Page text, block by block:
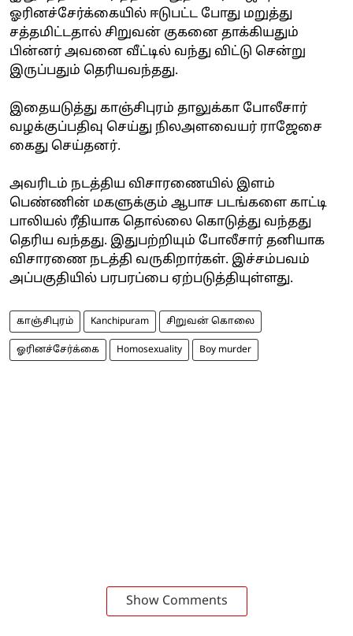
ஓரினச்சேர்க்கையில் ஈடுபட்ட போது மறுத்து
சத்தமிட்டதால் சிறுவன் குகனை தாக்கியதும்
பின்னர் அவனை வீட்டில் வந்து விட்டு சென்று
இருப்பதும் தெரியவந்தது.
இதையடுத்து காஞ்சிபுரம் தாலுக்கா போலீசார்
வழக்குப்பதிவு செய்து நிலஅளவையர் ராஜேசை
கைது செய்தனர்.
அவரிடம் நடத்திய விசாரணையில் இளம்
பெண்ணின் மகளுக்கும் ஆபாச படங்களை காட்டி
பாலியல் ரீதியாக தொல்லை கொடுத்து வந்தது
தெரிய வந்தது. இதுபற்றியும் போலீசார் தனியாக
விசாரணை நடத்தி வருகிறார்கள். இச்சம்பவம்
அப்பகுதியில் பரபரப்பை ஏற்படுத்தியுள்ளது.
காஞ்சிபுரம் Kanchipuram சிறுவன் கொலை
ஓரினச்சேர்க்கை Homosexuality Boy murder
Show Comments